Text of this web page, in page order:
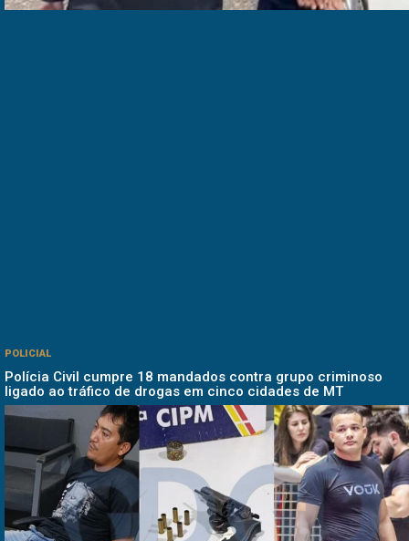
POLICIAL
Polícia Civil cumpre 18 mandados contra grupo criminoso
ligado ao tráfico de drogas em cinco cidades de MT